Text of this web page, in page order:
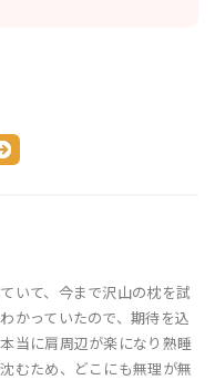
いて、今まで沢山の枕を試
かっていたので、期待を込
当に肩周辺が楽になり熟睡
むため、どこにも無理が無